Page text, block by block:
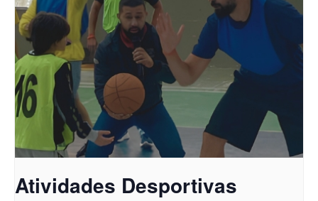
Atividades Desportivas